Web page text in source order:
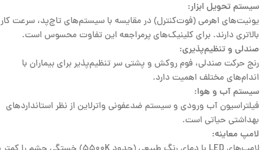
سیستم تحویل ابزار:
یونیت‌های اهرمی (فوت‌کنترل) در مقایسه با سیستم‌های تاچ‌پد، سرعت کار
بالاتری دارند. برای کلینیک‌های پرمراجعه این تفاوت محسوس است.
صندلی و تنظیم‌پذیری:
رنج حرکت صندلی، فوم روکش و پشتی سر تنظیم‌پذیر برای بیماران با
اندام‌های مختلف اهمیت دارد.
سیستم آب و هوا:
فیلتراسیون آب ورودی و سیستم ضدعفونی واترلاین از نظر استانداردهای
بهداشتی حیاتی است.
لامپ معاینه: